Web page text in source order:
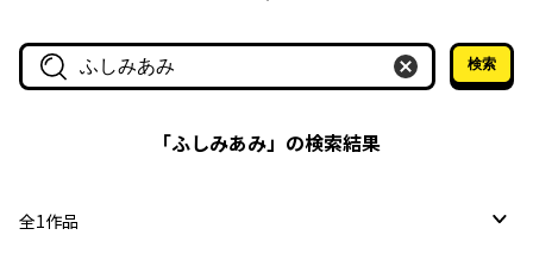
作品名・作家名で探す
検索
「ふしみあみ」の検索結果
全1作品